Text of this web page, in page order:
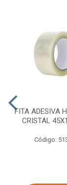
FITA ADESIVA
CRISTAL
Código: